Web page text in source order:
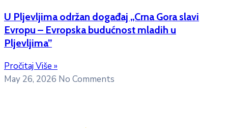
U Pljevljima održan događaj „Crna Gora slavi
Evropu – Evropska budućnost mladih u
Pljevljima”
Pročitaj Više »
May 26, 2026 No Comments